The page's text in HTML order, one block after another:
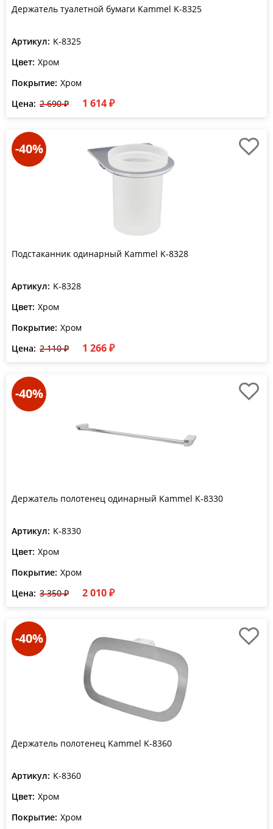
Держатель туалетной бумаги Kammel K-8325
Артикул: K-8325
Цвет: Хром
Покрытие: Хром
Цена: 2 690 ₽ 1 614 ₽
-40%
Подстаканник одинарный Kammel K-8328
Артикул: K-8328
Цвет: Хром
Покрытие: Хром
Цена: 2 110 ₽ 1 266 ₽
-40%
Держатель полотенец одинарный Kammel K-8330
Артикул: K-8330
Цвет: Хром
Покрытие: Хром
Цена: 3 350 ₽ 2 010 ₽
-40%
Держатель полотенец Kammel K-8360
Артикул: K-8360
Цвет: Хром
Покрытие: Хром